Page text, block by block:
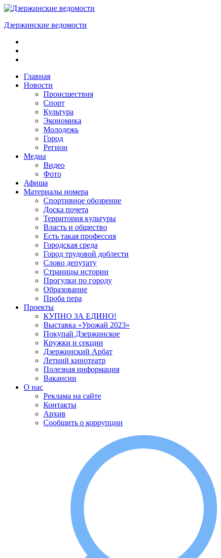
Skip
content
Дзержинские ведомости
ОБЩЕСТВЕННО-
ПОЛИТИЧЕСКАЯ
ГАЗЕТАГлавная
Новости
Происшествия
Спорт
Культура
Экономика
Молодежь
Город
Регион
Медиа
Видео
Фото
Афиша
Материалы номера
Спортивное обозрение
Доска почета
Территория культуры
Власть и общество
Есть такая профессия
Городская среда
Город трудовой доблести
Слово депутату
Страницы истории
Прогулки по городу
Образование
Проба пера
Проекты
КУПНО ЗА ЕДИНО!
Выставка «Урожай 2023»
Покупай Дзержинское
Кружки и секции
Дзержинский Арбат
Летний кинотеатр
Полезная информация
Вакансии
О нас
Реклама на сайте
Контакты
Архив
Сообщить о коррупции